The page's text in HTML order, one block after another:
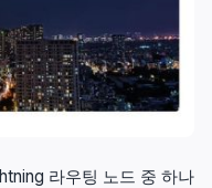
라우팅 노드 중 하나